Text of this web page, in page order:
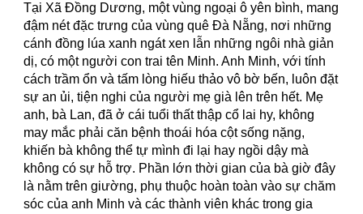
Tại Xã Đồng Dương, một vùng ngoại ô yên bình, mang
đậm nét đặc trưng của vùng quê Đà Nẵng, nơi những
cánh đồng lúa xanh ngát xen lẫn những ngôi nhà giản
dị, có một người con trai tên Minh. Anh Minh, với tính
cách trầm ổn và tấm lòng hiếu thảo vô bờ bến, luôn đặt
sự an ủi, tiện nghi của người mẹ già lên trên hết. Mẹ
anh, bà Lan, đã ở cái tuổi thất thập cổ lai hy, không
may mắc phải căn bệnh thoái hóa cột sống nặng,
khiến bà không thể tự mình đi lại hay ngồi dậy mà
không có sự hỗ trợ. Phần lớn thời gian của bà giờ đây
là nằm trên giường, phụ thuộc hoàn toàn vào sự chăm
sóc của anh Minh và các thành viên khác trong gia